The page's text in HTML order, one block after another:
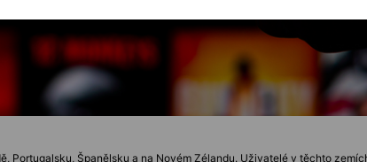
Portugalsku, Španělsku a na Novém Zélandu. Uživatelé v těchto